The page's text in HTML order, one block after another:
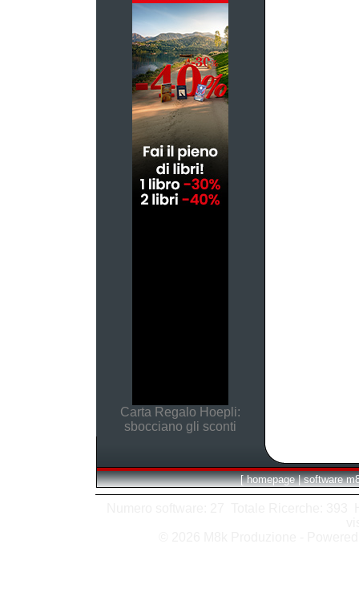
Carta Regalo Hoepli:
sbocciano gli sconti
[ homepage | software